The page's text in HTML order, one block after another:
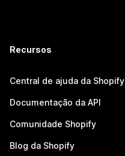
Recursos
Central de ajuda da Shopify
Documentação da API
Comunidade Shopify
Blog da Shopify